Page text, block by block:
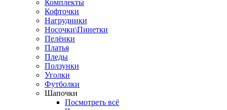
Комплекты
Кофточки
Нагрудники
Носочки\Пинетки
Пелёнки
Платья
Пледы
Ползунки
Уголки
Футболки
Шапочки
Посмотреть всё